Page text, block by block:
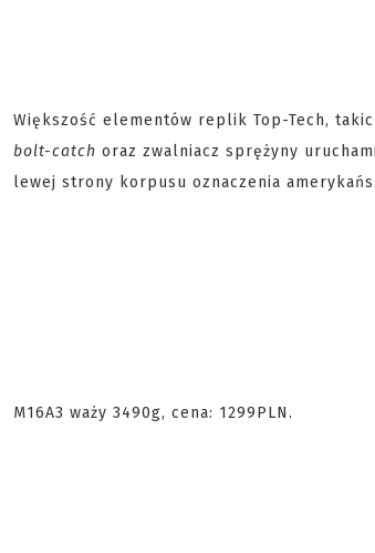
Większość elementów replik Top-Tech,
bolt-catch oraz zwalniacz sprężyny
lewej strony korpusu oznaczenia
M16A3 waży 3490g, cena: 1299PLN.